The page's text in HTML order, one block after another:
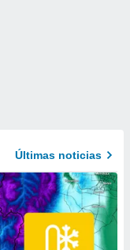
Últimas noticias